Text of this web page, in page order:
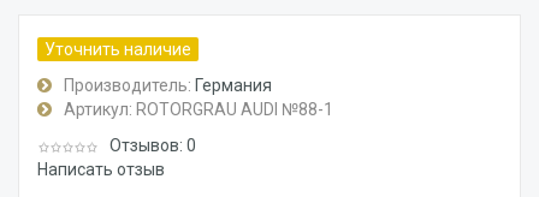
Уточнить наличие
Производитель: Германия
Артикул: ROTORGRAU AUDI №88-1
Отзывов: 0
Написать отзыв